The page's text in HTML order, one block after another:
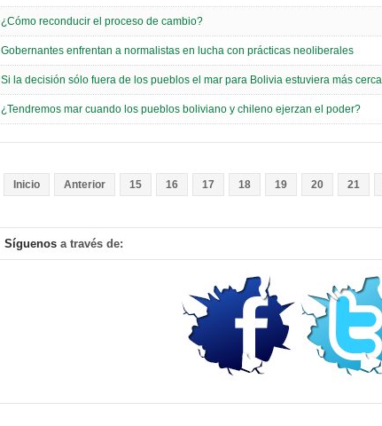
¿Cómo reconducir el proceso de cambio?
Gobernantes enfrentan a normalistas en lucha con prácticas neoliberales
Si la decisión sólo fuera de los pueblos el mar para Bolivia estuviera más cerca
¿Tendremos mar cuando los pueblos boliviano y chileno ejerzan el poder?
Inicio Anterior 15 16 17 18 19 20 21
Síguenos a través de: